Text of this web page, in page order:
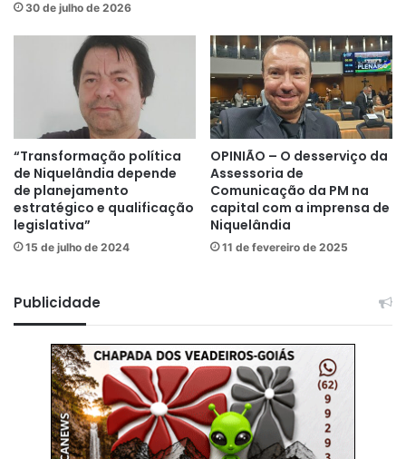
30 de julho de 2026
“Transformação política
de Niquelândia depende
de planejamento
estratégico e qualificação
legislativa”
15 de julho de 2024
OPINIÃO – O desserviço da
Assessoria de
Comunicação da PM na
capital com a imprensa de
Niquelândia
11 de fevereiro de 2025
Publicidade